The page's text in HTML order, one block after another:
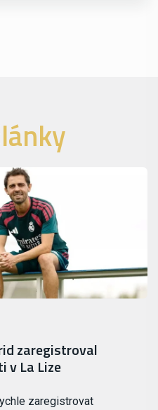
zaregistroval
v La Lize
zaregistrovat